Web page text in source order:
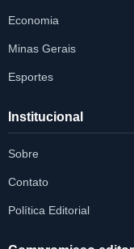
Economia
Minas Gerais
Esportes
Institucional
Sobre
Contato
Política Editorial